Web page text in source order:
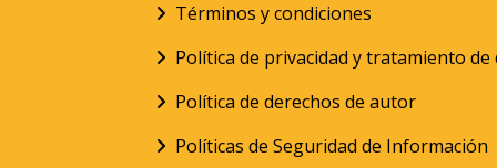
Términos y condiciones
Política de privacidad y tratamiento
Política de derechos de autor
Políticas de Seguridad de Información